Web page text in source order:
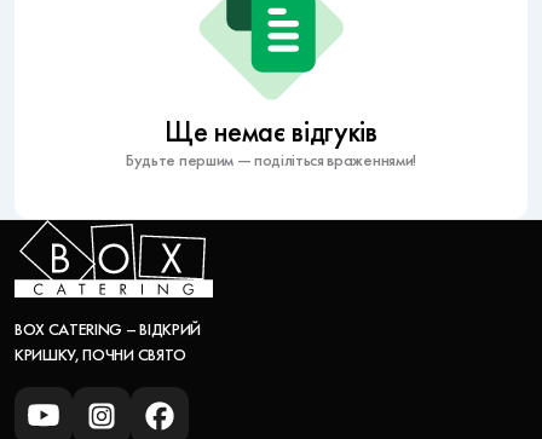
Ще немає відгуків
Будьте першим — поділіться враженнями!
BOX CATERING – ВІДКРИЙ
КРИШКУ, ПОЧНИ СВЯТО